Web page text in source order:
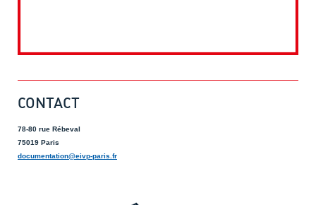
CONTACT
78-80 rue Rébeval
75019 Paris
documentation@eivp-paris.fr